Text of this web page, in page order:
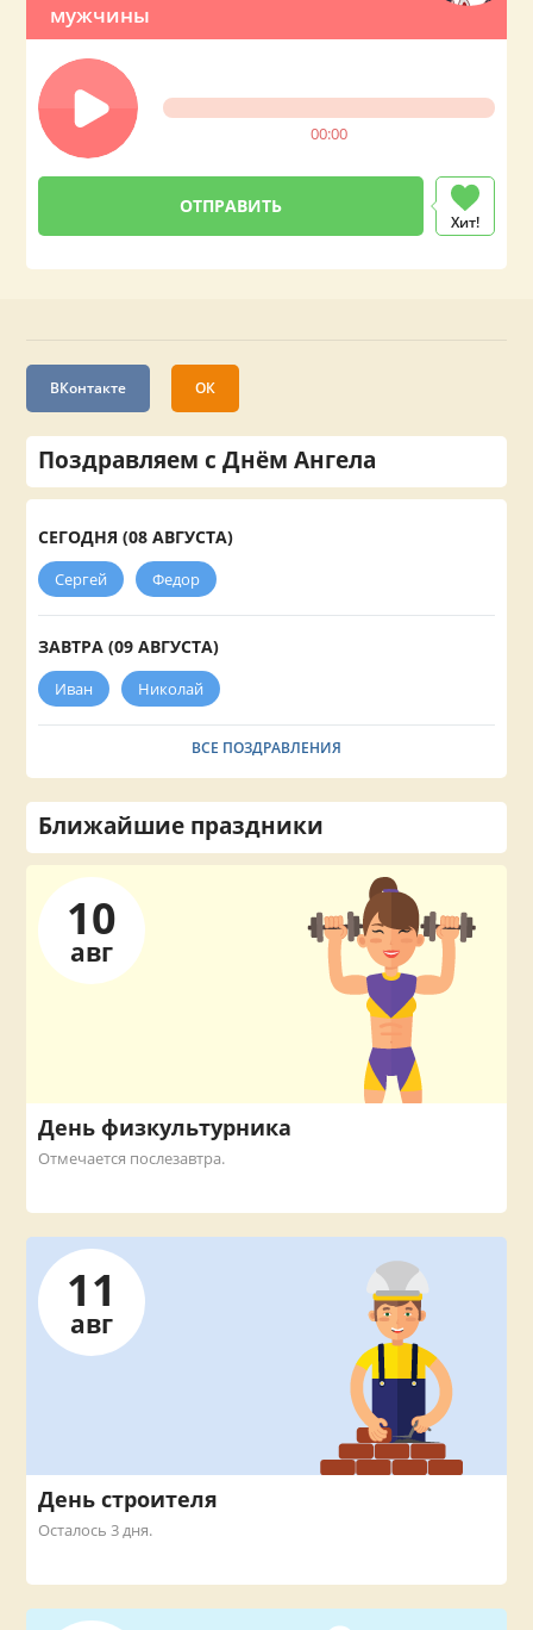
мужчины
00:00
Хит!
ВКонтакте ОК
Поздравляем с Днём Ангела
СЕГОДНЯ (08 АВГУСТА)
Сергей Федор
ЗАВТРА (09 АВГУСТА)
Иван Николай
ВСЕ ПОЗДРАВЛЕНИЯ
Ближайшие праздники
10
авг
День физкультурника
Отмечается послезавтра.
11
авг
День строителя
Осталось 3 дня.